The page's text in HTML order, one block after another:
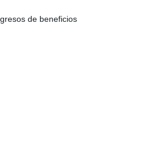
de beneficios